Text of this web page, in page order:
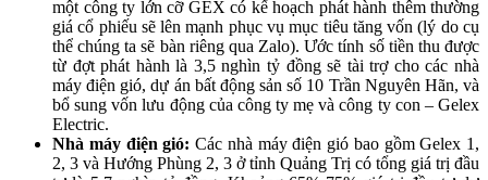
một công ty lớn cỡ GEX có kế hoạch phát hành thêm thường
giá cổ phiếu sẽ lên mạnh phục vụ mục tiêu tăng vốn (lý do cụ
thể chúng ta sẽ bàn riêng qua Zalo). Ước tính số tiền thu được
từ đợt phát hành là 3,5 nghìn tỷ đồng sẽ tài trợ cho các nhà
máy điện gió, dự án bất động sản số 10 Trần Nguyên Hãn, và
bổ sung vốn lưu động của công ty mẹ và công ty con – Gelex
Electric.
Nhà máy điện gió: Các nhà máy điện gió bao gồm Gelex 1,
2, 3 và Hướng Phùng 2, 3 ở tỉnh Quảng Trị có tổng giá trị đầu